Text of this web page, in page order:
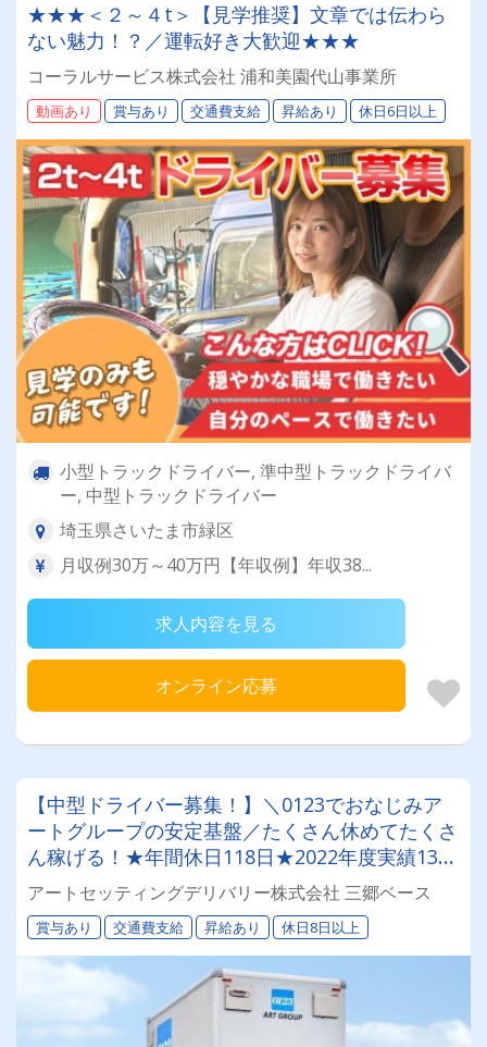
★★★＜２～４t＞【見学推奨】文章では伝わら
ない魅力！？／運転好き大歓迎★★★
コーラルサービス株式会社 浦和美園代山事業所
動画あり 賞与あり 交通費支給 昇給あり 休日6日以上
小型トラックドライバー, 準中型トラックドライバ
ー, 中型トラックドライバー
埼玉県さいたま市緑区
月収例30万～40万円【年収例】年収38...
求人内容を見る
オンライン応募
【中型ドライバー募集！】＼0123でおなじみア
ートグループの安定基盤／たくさん休めてたくさ
ん稼げる！★年間休日118日★2022年度実績135
日！◎賞与年2回（昨年度3.76ヶ月分）◎免許取
得費用は全額会社負担！(普通免許から応募
OK！)◎業界屈指の教育支援で安心安全の全力サ
ポートあり！
アートセッティングデリバリー株式会社 三郷ベース
賞与あり 交通費支給 昇給あり 休日8日以上